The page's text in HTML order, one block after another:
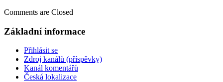
Comments are Closed
Základní informace
Přihlásit se
Zdroj kanálů (příspěvky)
Kanál komentářů
Česká lokalizace